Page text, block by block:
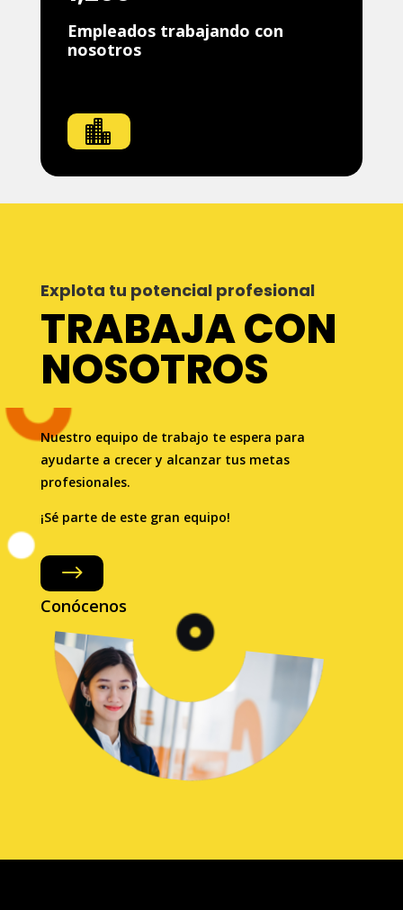
Empleados trabajando con
nosotros

Explota tu potencial profesional
TRABAJA CON
NOSOTROS
Nuestro equipo de trabajo te espera para
ayudarte a crecer y alcanzar tus metas
profesionales.
¡Sé parte de este gran equipo!
$
Conócenos